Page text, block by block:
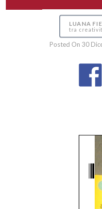
LUANA
tra
Posted On 30